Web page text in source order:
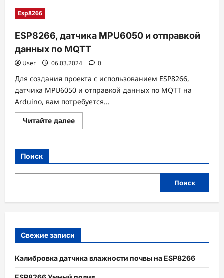
для
Начинающих
Esp8266
ESP8266, датчика MPU6050 и отправкой
данных по MQTT
User 06.03.2024 0
Для создания проекта с использованием ESP8266,
датчика MPU6050 и отправкой данных по MQTT на
Arduino, вам потребуется...
Читайте далееПрочитать
больше
и
данных
MQTT
Поиск
Поиск
Свежие записи
Калибровка датчика влажности почвы на ESP8266